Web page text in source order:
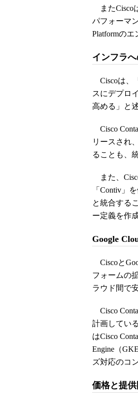
またCisco
パフォーマ
Platformの
インフラ
Ciscoは、
スにデプロ
高める」と
Cisco
リースされ
ることも、
また、
「Contiv」
と統合する
ー定義を作
Google
Ciscoと
フォームの
ラウド間で
Cisco
計画してい
はCisco
Engine（
ズ対応のコ
価格と提